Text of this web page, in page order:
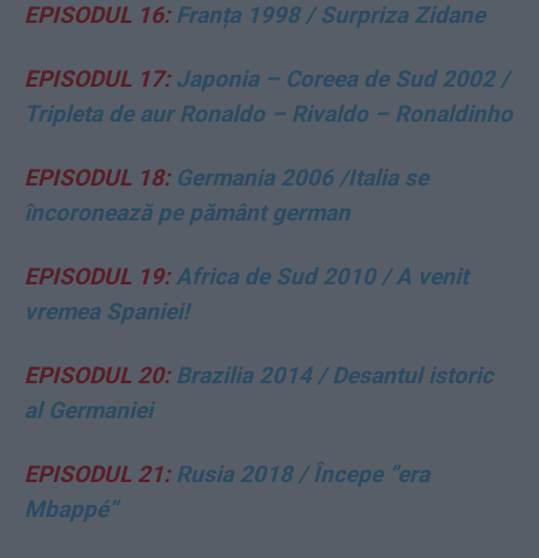
EPISODUL 16:Franța 1998 / Surpriza Zidane
EPISODUL 17:Japonia – Coreea de Sud 2002 /
Tripleta de aur Ronaldo – Rivaldo – Ronaldinho
EPISODUL 18:Germania 2006 /Italia se
încoronează pe pământ german
EPISODUL 19:Africa de Sud 2010 / A venit
vremea Spaniei!
EPISODUL 20:Brazilia 2014 / Desantul istoric
al Germaniei
EPISODUL 21:Rusia 2018 /Începe ”era
Mbappé”